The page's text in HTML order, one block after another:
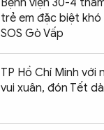
trẻ em đặc biệt
SOS Gò Vấp
TP Hồ Chí Minh với
vui xuân, đón Tết